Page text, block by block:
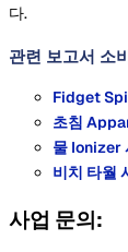
다.
관련 보고서 소
Fidget
초침
물 Ionizer
비치 타월
사업 문의: